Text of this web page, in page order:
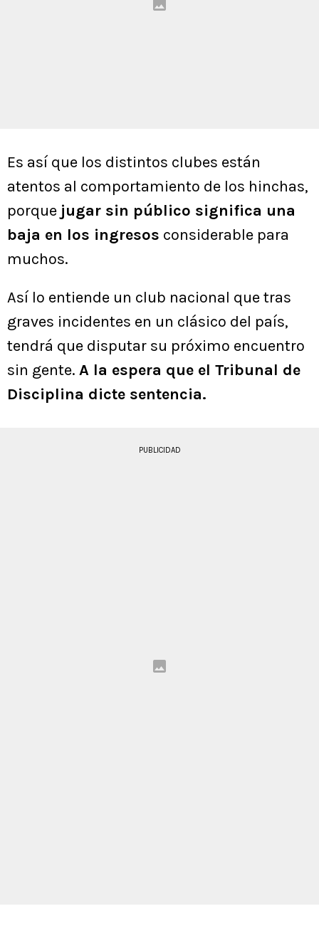
Es así que los distintos clubes están
atentos al comportamiento de los hinchas,
porque jugar sin público significa una
baja en los ingresos considerable para
muchos.
Así lo entiende un club nacional que tras
graves incidentes en un clásico del país,
tendrá que disputar su próximo encuentro
sin gente. A la espera que el Tribunal de
Disciplina dicte sentencia.
PUBLICIDAD